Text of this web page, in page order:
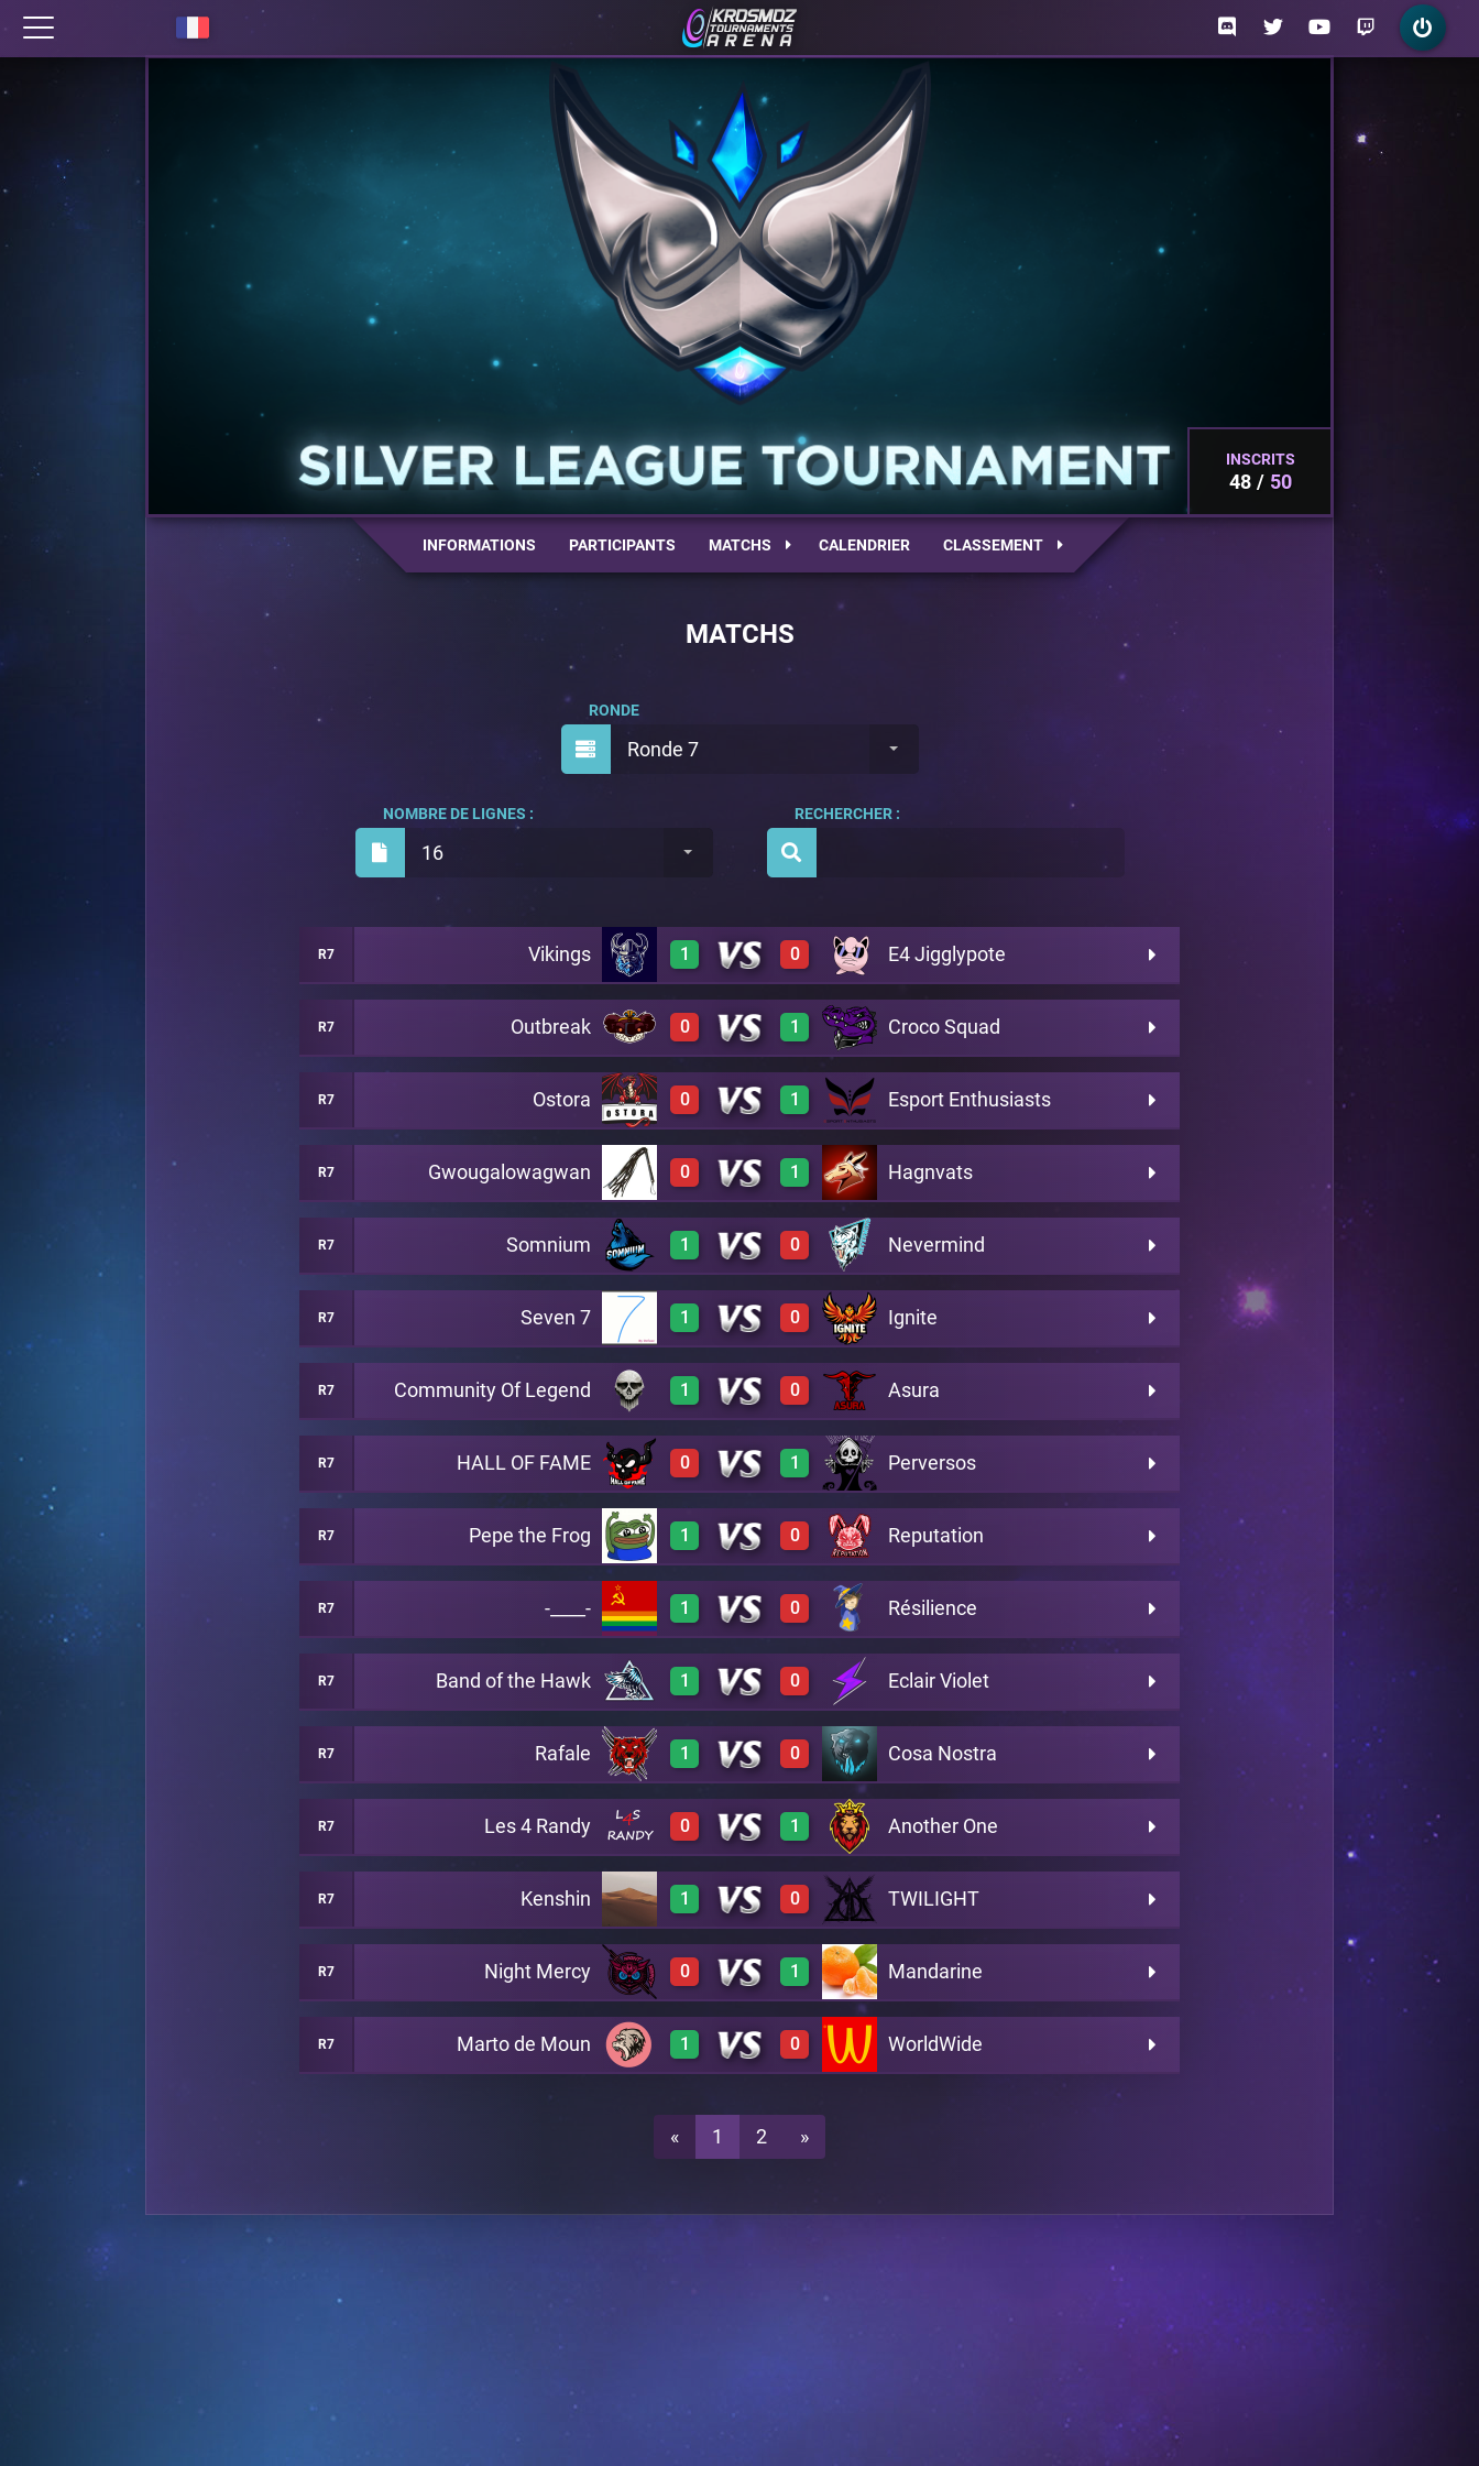
INSCRITS
48 50
INFORMATIONS PARTICIPANTS MATCHS CALENDRIER CLASSEMENT
MATCHS
Ronde 7
RONDE
16
NOMBRE DE LIGNES : RECHERCHER :
R7 Vikings 1 E4 Jigglypote
0
3 A29 0
R7 Outbreak 0 Croco Squad
1
0 A29 3
R7 Ostora 0 Esport Enthusiasts
1
A29 2
R7 Gwougalowagwan 0 Hagnvats
1
0 A29 3
R7 Somnium 1 Nevermind
0
A29 0
R7 Seven 7 1 Ignite
0
2 A29 0
R7 Community Of Legend 1 Asura
0
3 A29 0
R7 HALL OF FAME 0 Perversos
1
0 A29 3
R7 Pepe the Frog 1 Reputation
0
2 A29 0
R7 -____- 1 Résilience
0
2 A29 0
R7 Band of the Hawk 1 Eclair Violet
0
3 A29 0
R7 Rafale 1 Cosa Nostra
0
3 A29 0
R7 Les 4 Randy 0 Another One
1
0 A29 3
R7 Kenshin 1 TWILIGHT
0
3 A29 0
R7 Night Mercy 0 Mandarine
1
0 A29 3
R7 Marto de Moun 1 WorldWide
0
« 1 2 »